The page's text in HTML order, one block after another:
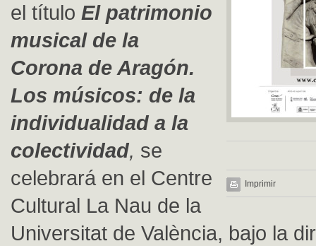
Imprimir
el título El patrimonio
musical de la
Corona de Aragón.
Los músicos: de la
individualidad a la
colectividad, se
celebrará en el Centre
Cultural La Nau de la
Universitat de València, bajo la